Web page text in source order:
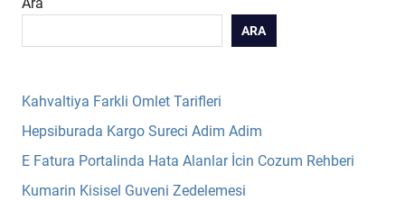
ARA
Kahvaltiya Farkli Omlet Tarifleri
Hepsiburada Kargo Sureci Adim Adim
E Fatura Portalinda Hata Alanlar İcin Cozum Rehberi
Kumarin Kisisel Guveni Zedelemesi